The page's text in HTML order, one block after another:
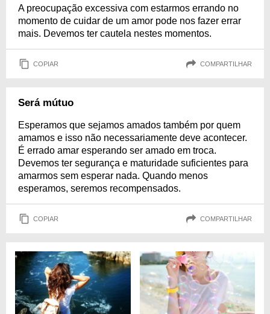
A preocupação excessiva com estarmos errando no
momento de cuidar de um amor pode nos fazer errar
mais. Devemos ter cautela nestes momentos.
COPIAR COMPARTILHAR
Será mútuo
Esperamos que sejamos amados também por quem
amamos e isso não necessariamente deve acontecer.
É errado amar esperando ser amado em troca.
Devemos ter segurança e maturidade suficientes para
amarmos sem esperar nada. Quando menos
esperamos, seremos recompensados.
COPIAR COMPARTILHAR